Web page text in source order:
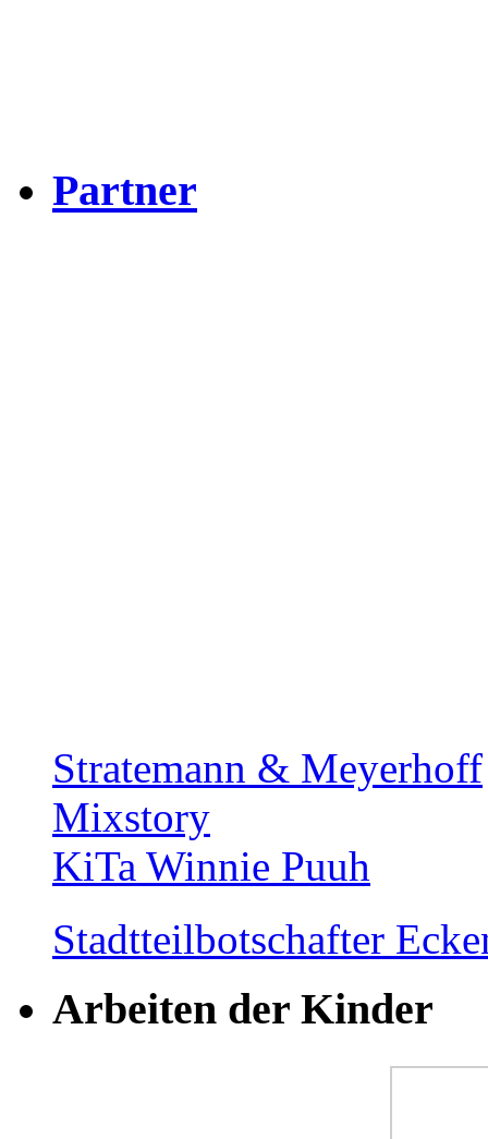
Partner
Stratemann & Meyerhoff
Mixstory
KiTa Winnie Puuh
Stadtteilbotschafter
Arbeiten der Kinder